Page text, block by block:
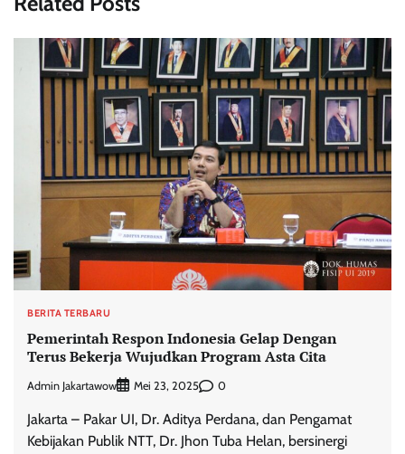
BERITA TERBARU
Pemerintah Respon Indonesia Gelap Dengan
Terus Bekerja Wujudkan Program Asta Cita
Admin Jakartawow Mei 23, 2025 0
Jakarta – Pakar UI, Dr. Aditya Perdana, dan Pengamat
Kebijakan Publik NTT, Dr. Jhon Tuba Helan, bersinergi